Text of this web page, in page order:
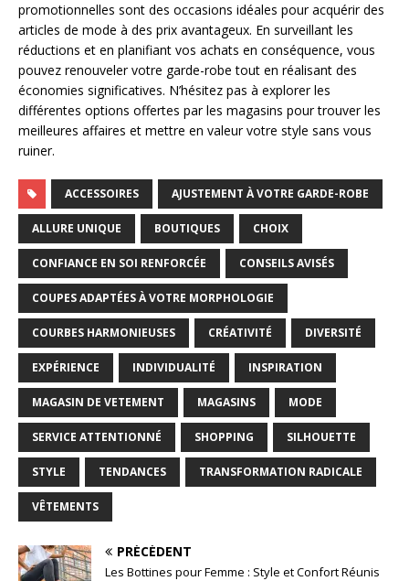
promotionnelles sont des occasions idéales pour acquérir des
articles de mode à des prix avantageux. En surveillant les
réductions et en planifiant vos achats en conséquence, vous
pouvez renouveler votre garde-robe tout en réalisant des
économies significatives. N’hésitez pas à explorer les
différentes options offertes par les magasins pour trouver les
meilleures affaires et mettre en valeur votre style sans vous
ruiner.
ACCESSOIRES AJUSTEMENT À VOTRE GARDE-ROBE
ALLURE UNIQUE BOUTIQUES CHOIX
CONFIANCE EN SOI RENFORCÉE CONSEILS AVISÉS
COUPES ADAPTÉES À VOTRE MORPHOLOGIE
COURBES HARMONIEUSES CRÉATIVITÉ DIVERSITÉ
EXPÉRIENCE INDIVIDUALITÉ INSPIRATION
MAGASIN DE VETEMENT MAGASINS MODE
SERVICE ATTENTIONNÉ SHOPPING SILHOUETTE
STYLE TENDANCES TRANSFORMATION RADICALE
VÊTEMENTS
PRÉCÉDENT
Les Bottines pour Femme : Style et Confort Réunis